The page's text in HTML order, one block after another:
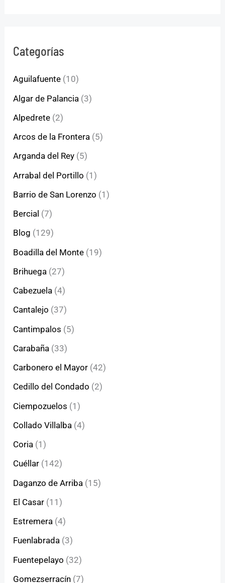
Categorías
Aguilafuente (10)
Algar de Palancia (3)
Alpedrete (2)
Arcos de la Frontera (5)
Arganda del Rey (5)
Arrabal del Portillo (1)
Barrio de San Lorenzo (1)
Bercial (7)
Blog (129)
Boadilla del Monte (19)
Brihuega (27)
Cabezuela (4)
Cantalejo (37)
Cantimpalos (5)
Carabaña (33)
Carbonero el Mayor (42)
Cedillo del Condado (2)
Ciempozuelos (1)
Collado Villalba (4)
Coria (1)
Cuéllar (142)
Daganzo de Arriba (15)
El Casar (11)
Estremera (4)
Fuenlabrada (3)
Fuentepelayo (32)
Gomezserracín (7)